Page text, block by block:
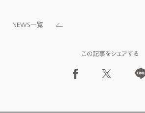
NEWS一覧
この記事をシェアする